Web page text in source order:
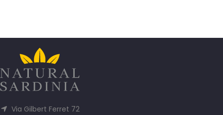
Via Gilbert Ferret 72